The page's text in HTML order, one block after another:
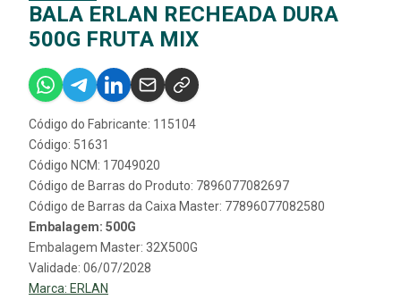
BALA ERLAN RECHEADA DURA
500G FRUTA MIX
Código do Fabricante: 115104
Código: 51631
Código NCM: 17049020
Código de Barras do Produto: 7896077082697
Código de Barras da Caixa Master: 77896077082580
Embalagem: 500G
Embalagem Master: 32X500G
Validade: 06/07/2028
Marca: ERLAN